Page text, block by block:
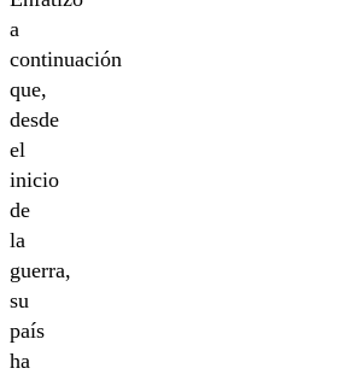
a
continuación
que,
desde
el
inicio
de
la
guerra,
su
país
ha